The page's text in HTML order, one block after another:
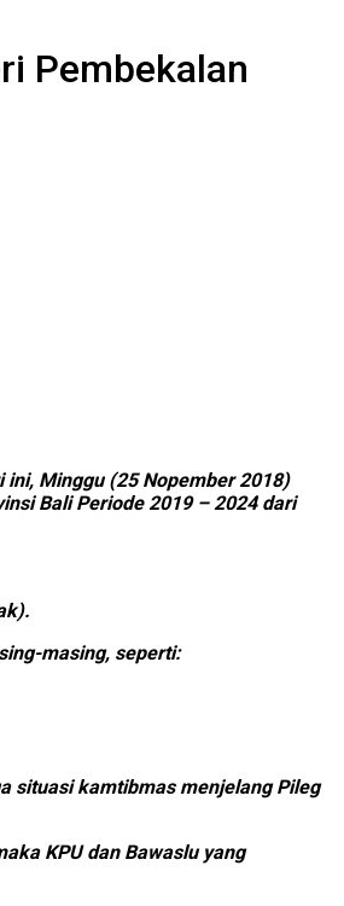
Pembekalan
Minggu (25 Nopember 2018)
Bali Periode 2019 – 2024 dari
masing, seperti:
situasi kamtibmas menjelang Pileg
KPU dan Bawaslu yang